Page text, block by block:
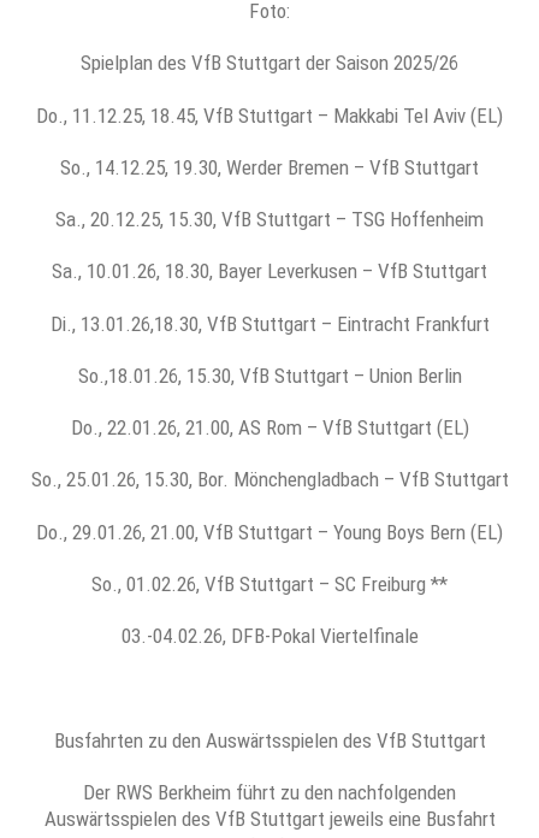
Foto:
Spielplan des VfB Stuttgart der Saison 2025/26
Do., 11.12.25, 18.45, VfB Stuttgart – Makkabi Tel Aviv (EL)
So., 14.12.25, 19.30, Werder Bremen – VfB Stuttgart
Sa., 20.12.25, 15.30, VfB Stuttgart – TSG Hoffenheim
Sa., 10.01.26, 18.30, Bayer Leverkusen – VfB Stuttgart
Di., 13.01.26,18.30, VfB Stuttgart – Eintracht Frankfurt
So.,18.01.26, 15.30, VfB Stuttgart – Union Berlin
Do., 22.01.26, 21.00, AS Rom – VfB Stuttgart (EL)
So., 25.01.26, 15.30, Bor. Mönchengladbach – VfB Stuttgart
Do., 29.01.26, 21.00, VfB Stuttgart – Young Boys Bern (EL)
So., 01.02.26, VfB Stuttgart – SC Freiburg **
03.-04.02.26, DFB-Pokal Viertelfinale
Busfahrten zu den Auswärtsspielen des VfB Stuttgart
Der RWS Berkheim führt zu den nachfolgenden
Auswärtsspielen des VfB Stuttgart jeweils eine Busfahrt